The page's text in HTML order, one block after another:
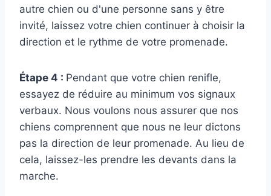
autre chien ou d'une personne sans y être
invité, laissez votre chien continuer à choisir la
direction et le rythme de votre promenade.
Étape 4 : Pendant que votre chien renifle,
essayez de réduire au minimum vos signaux
verbaux. Nous voulons nous assurer que nos
chiens comprennent que nous ne leur dictons
pas la direction de leur promenade. Au lieu de
cela, laissez-les prendre les devants dans la
marche.